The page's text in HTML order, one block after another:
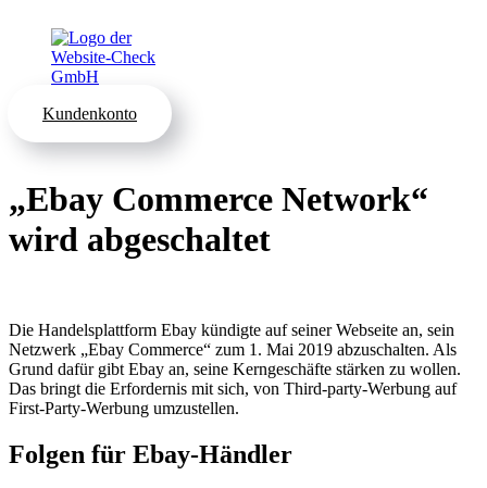
Kundenkonto
„Ebay Commerce Network“
wird abgeschaltet
Die Handelsplattform Ebay kündigte auf seiner Webseite an, sein
Netzwerk „Ebay Commerce“ zum 1. Mai 2019 abzuschalten. Als
Grund dafür gibt Ebay an, seine Kerngeschäfte stärken zu wollen.
Das bringt die Erfordernis mit sich, von Third-party-Werbung auf
First-Party-Werbung umzustellen.
Folgen für Ebay-Händler